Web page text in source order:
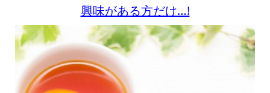
興味がある方だけ…!